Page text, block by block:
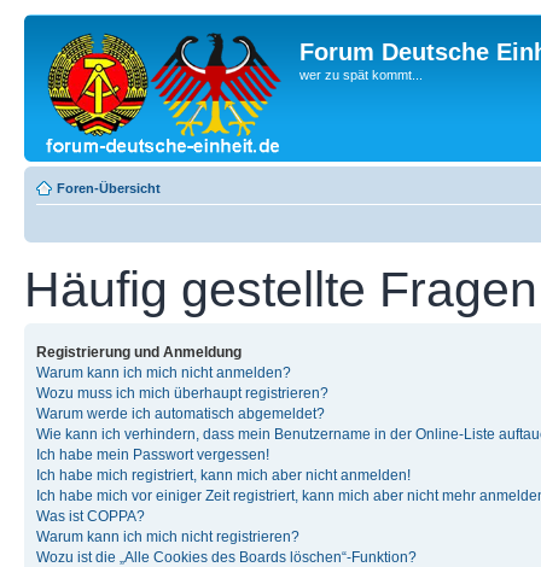
Forum Deutsche
wer zu spät kommt...
Foren-Übersicht
Häufig gestellte Fragen
Registrierung und Anmeldung
Warum kann ich mich nicht anmelden?
Wozu muss ich mich überhaupt registrieren?
Warum werde ich automatisch abgemeldet?
Wie kann ich verhindern, dass mein Benutzername in der Online-Liste
Ich habe mein Passwort vergessen!
Ich habe mich registriert, kann mich aber nicht anmelden!
Ich habe mich vor einiger Zeit registriert, kann mich aber nicht mehr
Was ist COPPA?
Warum kann ich mich nicht registrieren?
Wozu ist die „Alle Cookies des Boards löschen“-Funktion?